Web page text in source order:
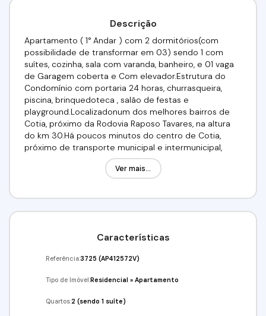
Descrição
Apartamento ( 1° Andar ) com 2 dormitórios(com
possibilidade de transformar em 03) sendo 1 com
suítes, cozinha, sala com varanda, banheiro, e 01 vaga
de Garagem coberta e Com elevador.Estrutura do
Condomínio com portaria 24 horas, churrasqueira,
piscina, brinquedoteca , salão de festas e
playground.Localizadonum dos melhores bairros de
Cotia, próximo da Rodovia Raposo Tavares, na altura
do km 30.Há poucos minutos do centro de Cotia,
próximo de transporte municipal e intermunicipal,
mercados, escolas e padaria. Valor: R$ 380.000,00
documentação ok ! Aceita financiamento! Use seu
Ver mais...
Características
Referência:3725 (AP412572V)
Tipo de Imóvel:Residencial »Apartamento
Quartos:2 (sendo 1 suíte)